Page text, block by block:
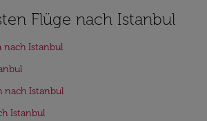
Flüge nach Istanbul
nach Istanbul
nach Istanbul
Istanbul